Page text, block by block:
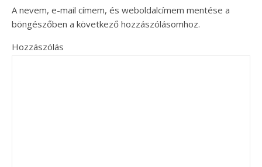
A nevem, e-mail címem, és weboldalcímem mentése a
böngészőben a következő hozzászólásomhoz.
Hozzászólás